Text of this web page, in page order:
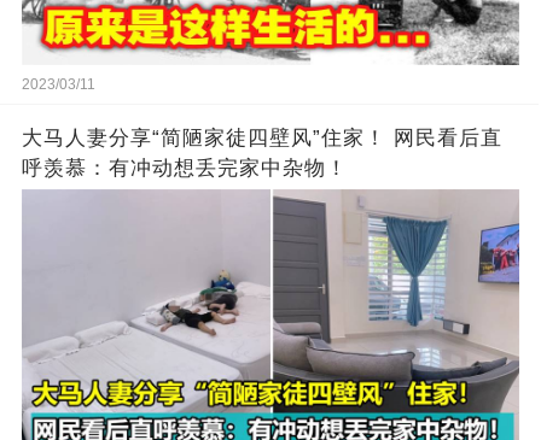
2023/03/11
大马人妻分享“简陋家徒四壁风”住家！ 网民看后直
呼羡慕：有冲动想丢完家中杂物！